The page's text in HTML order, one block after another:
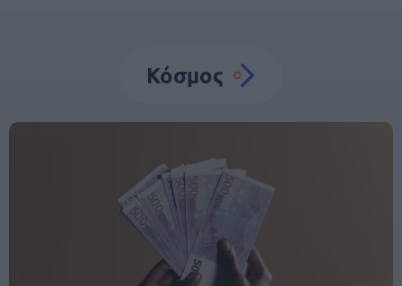
Κόσμος